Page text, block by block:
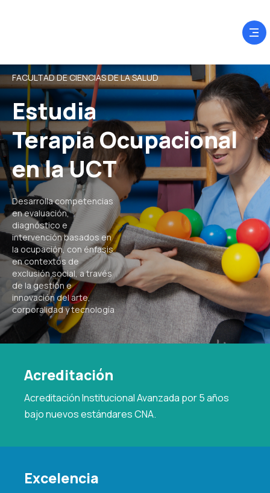
FACULTAD DE CIENCIAS DE LA SALUD
Estudia
Terapia Ocupacional
en la UCT
Desarrolla competencias
en evaluación,
diagnóstico e
intervención basados en
la ocupación, con énfasis
en contextos de
exclusión social, a través
de la gestión e
innovación del arte,
corporalidad y tecnología
Acreditación
Acreditación Institucional Avanzada por 5 años
bajo nuevos estándares CNA.
Excelencia